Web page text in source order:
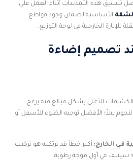
تنسيق هذه التمديدات أثناء العمل على
الأساسية لضمان وجود قواطع
تصميم إضاءة
للأعلى بشكل مبالغ فيه يزعج
ليلاً؛ الأفضل توجيه الضوء للأسفل أو
في الخارج: أكبر خطأ قد ترتكبه هو تركيب
سيتلف في أول موجة رطوبة.